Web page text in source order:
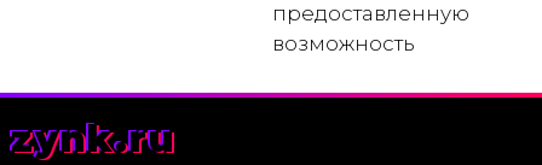
предоставленную
возможность
zynk.ru